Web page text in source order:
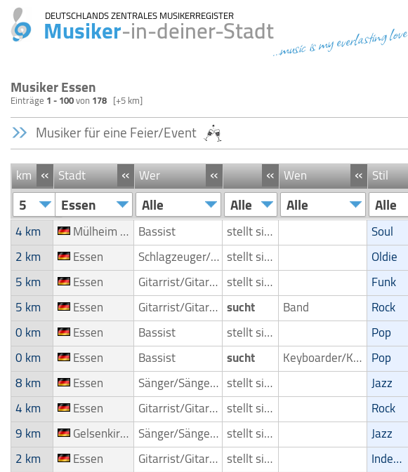
DEUTSCHLANDS ZENTRALES MUSIKERREGISTER
Musiker-in-deiner-Stadt...music is my everlasting love
Musiker Essen
Einträge 1 - 100von 178 [+5 km]
Musiker für eine Feier/Event
km « Stadt « Wer « « Wen « Stil
5 Essen Alle Alle Alle Alle
4 km Mülheim an der Ruhr Bassist stellt sich vor Soul
2 km Essen Schlagzeuger/Drummer stellt sich vor Oldie
5 km Essen Gitarrist/Gitarrenspieler stellt sich vor Funk
5 km Essen Gitarrist/Gitarrenspieler sucht Band Rock
0 km Essen Bassist stellt sich vor Pop
0 km Essen Bassist sucht Keyboarder/Keyboardspieler Pop
8 km Essen Sänger/Sängerin stellt sich vor Jazz
4 km Essen Gitarrist/Gitarrenspieler stellt sich vor Rock
9 km Gelsenkirchen Sänger/Sängerin stellt sich vor Jazz
2 km Essen Gitarrist/Gitarrenspieler stellt sich vor Independent